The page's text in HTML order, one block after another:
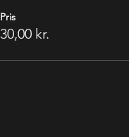
Pris
30,00 kr.